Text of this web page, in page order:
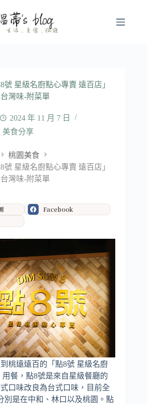
號 星級名廚點心專賣 遠百店」
灣味-附菜單
2024 年 11 月 7 日
美食分享
桃園美食
號 星級名廚點心專賣 遠百店」
灣味-附菜單
Facebook
桃遠遠百的「點8號 星級名廚
餐，點8號是來自星級餐廳的
口味改良為台式口味，目前全
別是在中和、林口以及桃園。點